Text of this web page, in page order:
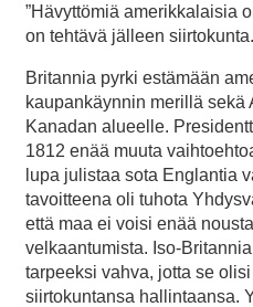
”Hävyttömiä amerikkalaisia
on tehtävä jälleen
Britannia pyrki estämään
kaupankäynnin merillä sekä
Kanadan alueelle.
1812 enää muuta
lupa julistaa sota Englantia
tavoitteena oli tuhota
että maa ei voisi enää
velkaantumista. Iso-
tarpeeksi vahva, jotta se
siirtokuntansa hallintaansa.